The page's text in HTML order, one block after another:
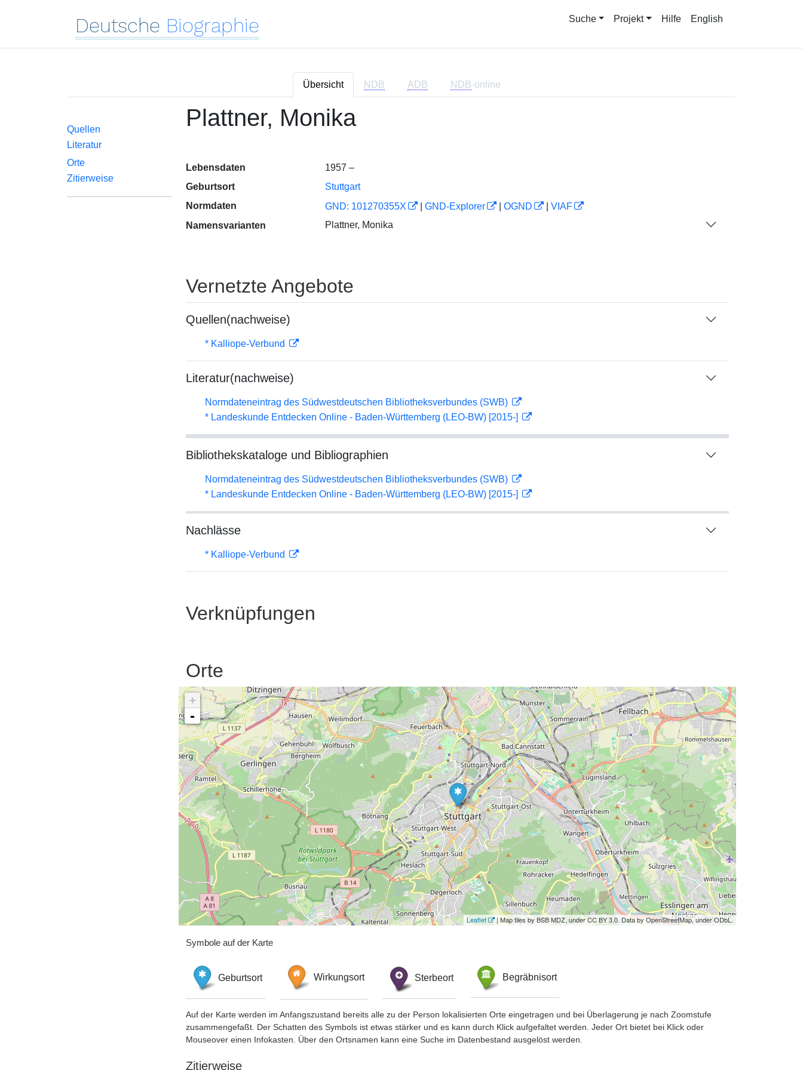
Deutsche Biographie Suche Projekt Hilfe English
Übersicht NDB ADB NDB-online
Quellen
Literatur
Orte
Zitierweise
Plattner, Monika
Lebensdaten
1957 –
Geburtsort
Stuttgart
Normdaten
GND: 101270355X GND-Explorer OGND
VIAF
Namensvarianten
Plattner, Monika
Vernetzte Angebote
Quellen(nachweise)
* Kalliope-Verbund
Literatur(nachweise)
Normdateneintrag des Südwestdeutschen Bibliotheksverbundes (SWB)
* Landeskunde Entdecken Online - Baden-Württemberg (LEO-BW) [2015-]
Bibliothekskataloge und Bibliographien
Normdateneintrag des Südwestdeutschen Bibliotheksverbundes (SWB)
* Landeskunde Entdecken Online - Baden-Württemberg (LEO-BW) [2015-]
Nachlässe
* Kalliope-Verbund
Verknüpfungen
Orte
+
-
Leaflet | Map tiles by BSB MDZ, under CC BY 3.0. Data by OpenStreetMap, under ODbL.
Symbole auf der Karte
Geburtsort Wirkungsort Sterbeort Begräbnisort
Auf der Karte werden im Anfangszustand bereits alle zu der Person lokalisierten Orte eingetragen und bei Überlagerung je nach Zoomstufe
zusammengefaßt. Der Schatten des Symbols ist etwas stärker und es kann durch Klick aufgefaltet werden. Jeder Ort bietet bei Klick oder
Mouseover einen Infokasten. Über den Ortsnamen kann eine Suche im Datenbestand ausgelöst werden.
Zitierweise